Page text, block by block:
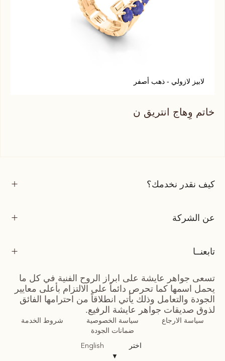
لابيز لازولي - ذهب أصفر
خاتم وِهاج انتريق ن
كيف نقدر نخدمك؟
عن الشركة
تابعنــا
تسعى جواهر عايشة على ابراز الروح الفنية في كل ما
يحمل اسمها كما تحرص دائماً على الالتزام بأعلى معايير
الجودة والتعامل وذلك يأتي انطلاقاً من احترامها الفائق
لذوق صديقات جواهر عايشة الرفيع.
سياسة الارجاع سياسة الخصوصية
شروط الخدمة
ضمانات الجودة
اختر
▼
English